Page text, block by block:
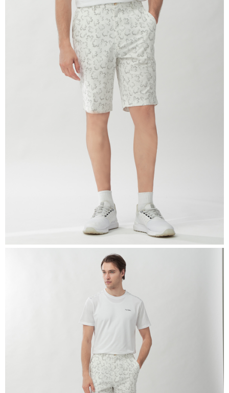
每筆NT$60，滿NT$1,200(含以上)免運費
每筆NT$60，滿NT$1,200(含以上)免運費
每筆NT$60，滿NT$1,200(含以上)免運費
每筆NT$80，滿NT$1,200(含以上)免運費
每筆NT$80，滿NT$1,200(含以上)免運費